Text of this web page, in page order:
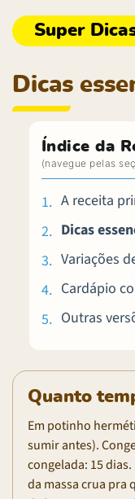
Dicas
Índice da
A receita
Dicas
Variações
Cardápio
Outras
Quanto
Em potinho
sumir antes).
congelada: 15
da massa crua pra